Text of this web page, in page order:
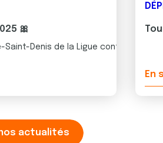
🎀
Saint-Denis de la Ligue contre le
En
actualités